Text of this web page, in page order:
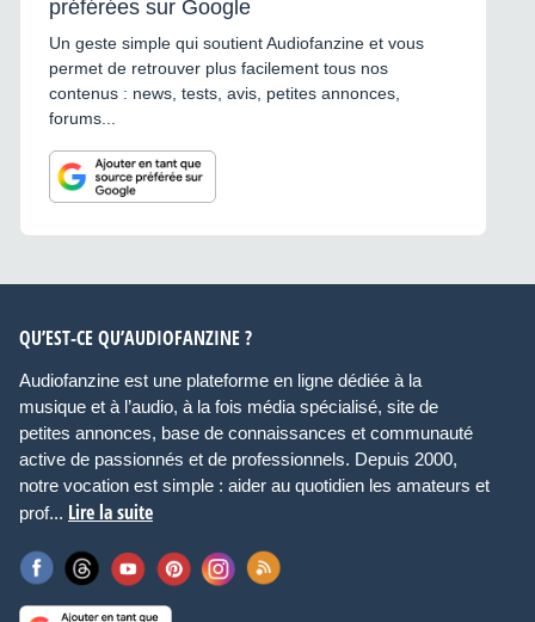
préférées sur Google
Un geste simple qui soutient Audiofanzine et vous
permet de retrouver plus facilement tous nos
contenus : news, tests, avis, petites annonces,
forums...
QU’EST-CE QU’AUDIOFANZINE ?
Audiofanzine est une plateforme en ligne dédiée à la
musique et à l’audio, à la fois média spécialisé, site de
petites annonces, base de connaissances et communauté
active de passionnés et de professionnels. Depuis 2000,
notre vocation est simple : aider au quotidien les amateurs et
prof... Lire la suite